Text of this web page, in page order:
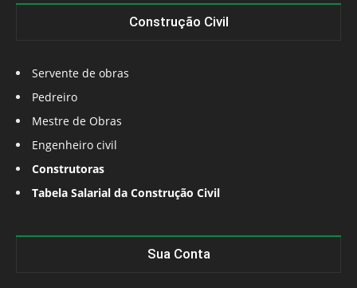
Construção Civil
Servente de obras
Pedreiro
Mestre de Obras
Engenheiro civil
Construtoras
Tabela Salarial da Construção Civil
Sua Conta